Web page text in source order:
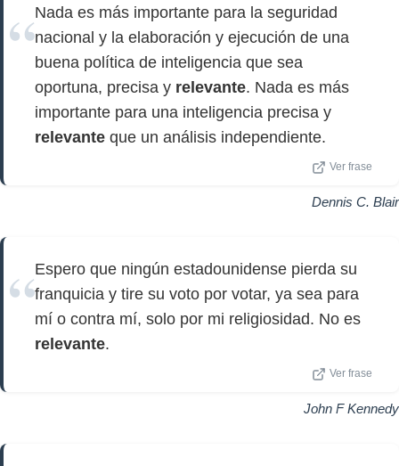
Nada es más importante para la seguridad
nacional y la elaboración y ejecución de una
buena política de inteligencia que sea
oportuna, precisa y relevante. Nada es más
importante para una inteligencia precisa y
relevante que un análisis independiente.
Ver frase
Dennis C. Blair
Espero que ningún estadounidense pierda su
franquicia y tire su voto por votar, ya sea para
mí o contra mí, solo por mi religiosidad. No es
relevante.
Ver frase
John F Kennedy